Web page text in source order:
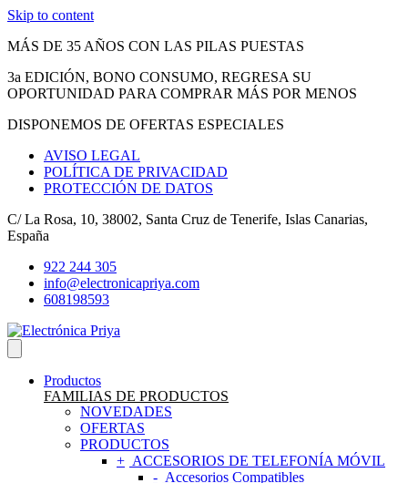
Skip to content
MÁS DE 35 AÑOS CON LAS PILAS PUESTAS
3a EDICIÓN, BONO CONSUMO, REGRESA SU
OPORTUNIDAD PARA COMPRAR MÁS POR MENOS
DISPONEMOS DE OFERTAS ESPECIALES
AVISO LEGAL
POLÍTICA DE PRIVACIDAD
PROTECCIÓN DE DATOS
C/ La Rosa, 10, 38002, Santa Cruz de Tenerife, Islas Canarias,
España
922 244 305
info@electronicapriya.com
608198593
Productos
FAMILIAS DE PRODUCTOS
NOVEDADES
OFERTAS
PRODUCTOS
ACCESORIOS DE TELEFONÍA MÓVIL
Accesorios Compatibles